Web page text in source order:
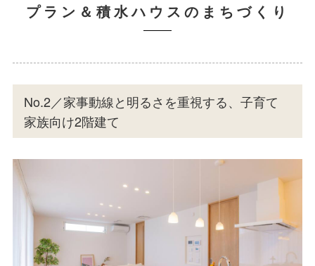
プラン＆積水ハウスのまちづくり
No.2／家事動線と明るさを重視する、子育て
家族向け2階建て